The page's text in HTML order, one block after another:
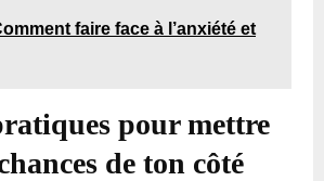
faire face à l’anxiété et
pour mettre
de ton côté